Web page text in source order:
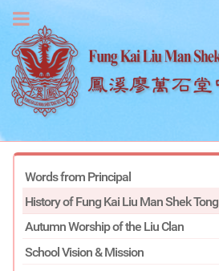
Words from Principal
History of Fung Kai Liu Man Shek Tong
Autumn Worship of the Liu Clan
School Vision & Mission